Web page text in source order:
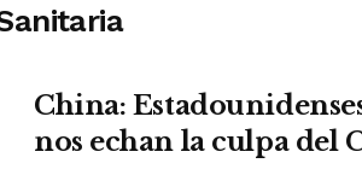
China:
nos echan la culpa del